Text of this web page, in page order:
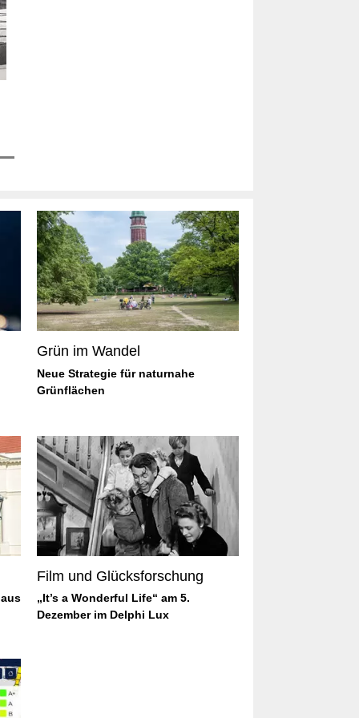
Grün im Wandel
Neue Strategie für naturnahe
Grünflächen
Film und Glücksforschung
„It’s a Wonderful Life“ am 5.
Dezember im Delphi Lux